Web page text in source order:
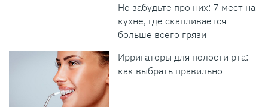
Не забудьте про них: 7 мест на
кухне, где скапливается
больше всего грязи
Ирригаторы для полости рта:
как выбрать правильно